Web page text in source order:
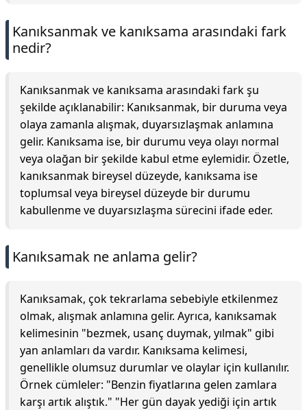
Kanıksanmak ve kanıksama arasındaki fark
nedir?
Kanıksanmak ve kanıksama arasındaki fark şu
şekilde açıklanabilir: Kanıksanmak, bir duruma veya
olaya zamanla alışmak, duyarsızlaşmak anlamına
gelir. Kanıksama ise, bir durumu veya olayı normal
veya olağan bir şekilde kabul etme eylemidir. Özetle,
kanıksanmak bireysel düzeyde, kanıksama ise
toplumsal veya bireysel düzeyde bir durumu
kabullenme ve duyarsızlaşma sürecini ifade eder.
Kanıksamak ne anlama gelir?
Kanıksamak, çok tekrarlama sebebiyle etkilenmez
olmak, alışmak anlamına gelir. Ayrıca, kanıksamak
kelimesinin "bezmek, usanç duymak, yılmak" gibi
yan anlamları da vardır. Kanıksama kelimesi,
genellikle olumsuz durumlar ve olaylar için kullanılır.
Örnek cümleler: "Benzin fiyatlarına gelen zamlara
karşı artık alıştık." "Her gün dayak yediği için artık